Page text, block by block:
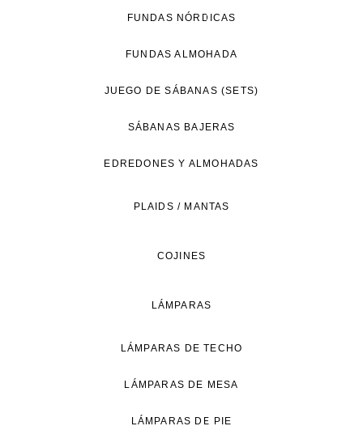
FUNDAS NÓRDICAS
FUNDAS ALMOHADA
JUEGO DE SÁBANAS (SETS)
SÁBANAS BAJERAS
EDREDONES Y ALMOHADAS
PLAIDS / MANTAS
COJINES
LÁMPARAS
LÁMPARAS DE TECHO
LÁMPARAS DE MESA
LÁMPARAS DE PIE